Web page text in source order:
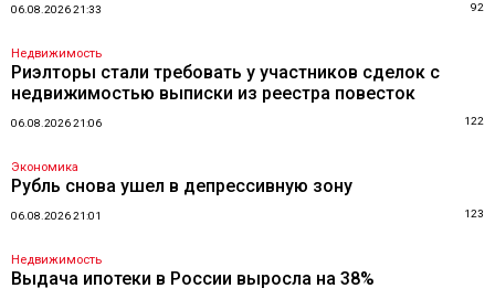
06.08.2026 21:33 92
Недвижимость
Риэлторы стали требовать у участников сделок с
недвижимостью выписки из реестра повесток
06.08.2026 21:06 122
Экономика
Рубль снова ушел в депрессивную зону
06.08.2026 21:01 123
Недвижимость
Выдача ипотеки в России выросла на 38%